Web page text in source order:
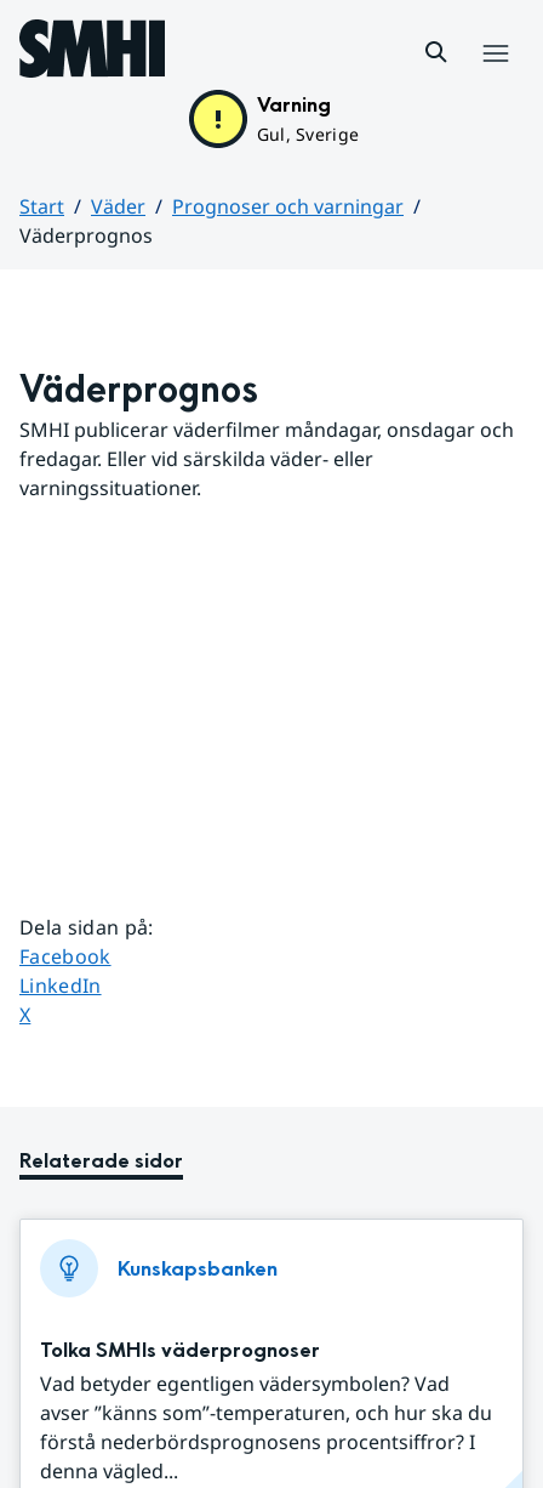
Hoppa till sidans innehåll
Varning
Gul, Sverige
Start Väder
Prognoser och varningar
Väderprognos
Väderprognos
SMHI publicerar väderfilmer måndagar, onsdagar och
fredagar. Eller vid särskilda väder- eller
varningssituationer.
Dela sidan på:
Dela sidan på
Facebook
Dela sidan på
LinkedIn
Dela sidan på
X
Relaterade sidor
Kunskapsbanken
Tolka SMHIs väderprognoser
Vad betyder egentligen vädersymbolen? Vad
avser ”känns som”-temperaturen, och hur ska du
förstå nederbördsprognosens procentsiffror? I
denna vägled...